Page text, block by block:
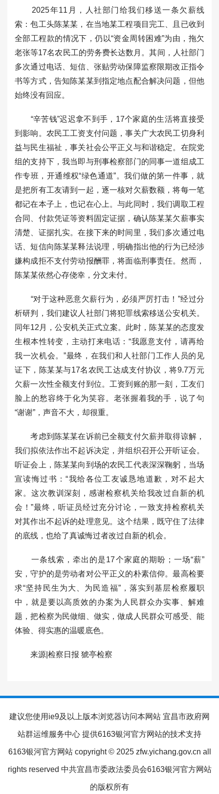
2025年11月，人社部门给我们移送一条欠薪线
索：包工头陈某某，在当地某工程项目完工、且已收到
全部工程款的情况下，仍以“资金周转困难”为由，拖欠
老张等17名农民工的劳务费长达数月。其间，人社部门
多次通过电话、短信、张贴劳动保障监察限期改正指令
书等方式，告知陈某某到指定地点配合解决问题，但他
始终没有回应。
“辛苦钱”迟迟拿不到手，17个家庭的生活将直接受
到影响。农民工工资支付问题，事关广大农民工切身利
益与民生福祉，事关社会公平正义与和谐稳定。在院党
组的支持下，我当即与刑事检察部门的同事一道组成工
作专班，开通维权“绿色通道”。我们做的第一件事，就
是把所有工友请到一起，逐一核对欠薪数额，将每一笔
都记在本子上，也记在心上。与此同时，我们调取工程
合同、付款凭证等资料固定证据，确认陈某某欠薪事实
清楚、证据扎实。在接下来的时间里，我们多次通过电
话、短信向陈某某释法说理，明确指出他的行为已经涉
嫌构成拒不支付劳动报酬罪，将面临刑事责任。然而，
陈某某依然心存侥幸，分文未付。
“对于这种恶意欠薪行为，必须严厉打击！”经过分
析研判，我们建议人社部门将犯罪线索移送公安机关。
同年12月，公安机关正式立案。此时，陈某某的态度发
生根本性转变，主动打来电话：“我愿意支付，请再给
我一次机会。”最终，在我们和人社部门工作人员的见
证下，陈某某与17名农民工达成支付协议，将9.7万元
欠薪一次性全额支付到位。工资到账的那一刻，工友们
脸上的愁容终于化为笑容。老张握着我的手，说了句
“谢谢”，声音不大，却很重。
考虑到陈某某在诉前已全额支付欠薪并取得谅解，
我们拟依法作出不起诉决定，并组织召开公开听证会。
听证会上，陈某某向到场的农民工代表深深鞠躬，当场
宣读悔过书：“我给各位工友诚恳地道歉，对不起大
家。这次教训深刻，感谢检察机关给我改过自新的机
会！”最终，听证员经过充分讨论，一致支持检察机关
对其作出不起诉的处理意见。这个结果，既守住了法律
的底线，也给了真诚悔过者改过自新的机会。
一条线索，牵出的是17个家庭的期盼；一场“薪”
安，守护的是劳动者对公平正义的朴素信仰。最高检要
求“坚持民生为大、为民造福”，落实到基层检察履职
中，就是要以高质效的办案为人民群众办实事、解难
题，把检察为民做细、做实，做成人民群众可感受、能
体验、得实惠的温暖底色。
来源|检察日报 猇亭检察
建议您使用ie9及以上版本浏览器访问本网站 宜昌市政府网
站群运维服务中心 提供6163银河官方网站的技术支持
6163银河官方网站 copyright © 2025 zfw.yichang.gov.cn all
rights reserved 中共宜昌市委政法委员会6163银河官方网站
的版权所有